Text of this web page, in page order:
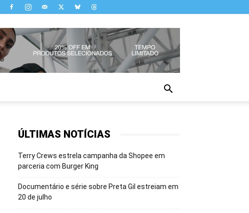
ÚLTIMAS NOTÍCIAS
Terry Crews estrela campanha da Shopee em
parceria com Burger King
Documentário e série sobre Preta Gil estreiam em
20 de julho